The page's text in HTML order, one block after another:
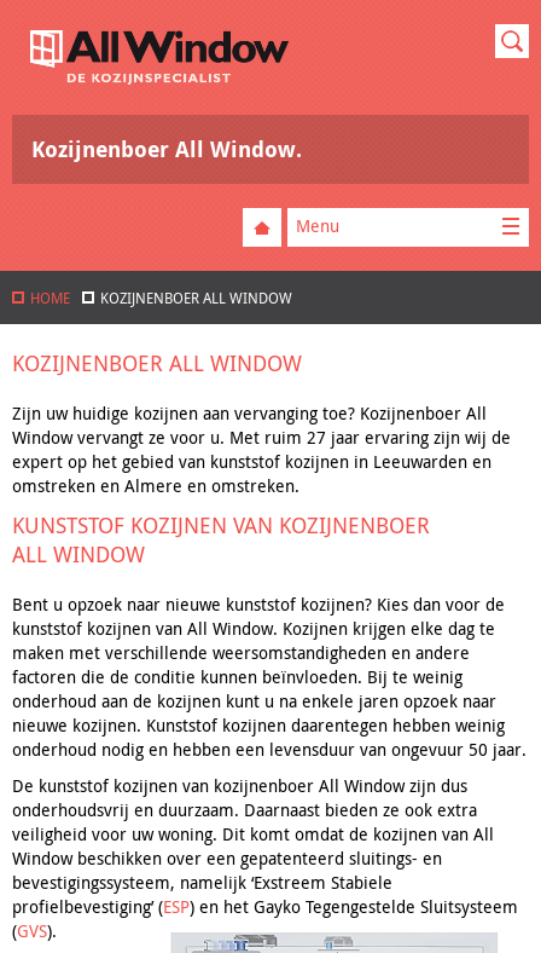
Kozijnenboer All Window.
Menu
HOME KOZIJNENBOER ALL WINDOW
KOZIJNENBOER ALL WINDOW
Zijn uw huidige kozijnen aan vervanging toe? Kozijnenboer All
Window vervangt ze voor u. Met ruim 27 jaar ervaring zijn wij de
expert op het gebied van kunststof kozijnen in Leeuwarden en
omstreken en Almere en omstreken.
KUNSTSTOF KOZIJNEN VAN KOZIJNENBOER
ALL WINDOW
Bent u opzoek naar nieuwe kunststof kozijnen? Kies dan voor de
kunststof kozijnen van All Window. Kozijnen krijgen elke dag te
maken met verschillende weersomstandigheden en andere
factoren die de conditie kunnen beïnvloeden. Bij te weinig
onderhoud aan de kozijnen kunt u na enkele jaren opzoek naar
nieuwe kozijnen. Kunststof kozijnen daarentegen hebben weinig
onderhoud nodig en hebben een levensduur van ongevuur 50 jaar.
De kunststof kozijnen van kozijnenboer All Window zijn dus
onderhoudsvrij en duurzaam. Daarnaast bieden ze ook extra
veiligheid voor uw woning. Dit komt omdat de kozijnen van All
Window beschikken over een gepatenteerd sluitings- en
bevestigingssysteem, namelijk ‘Exstreem Stabiele
profielbevestiging’ (ESP) en het Gayko Tegengestelde Sluitsysteem
(GVS).